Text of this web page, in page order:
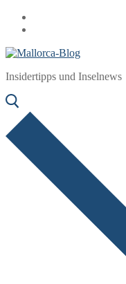
Zum
Inhalt
Menü
Schließen
Insidertipps und Inselnews